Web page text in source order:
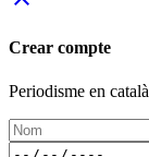
Crear compte
Periodisme en català